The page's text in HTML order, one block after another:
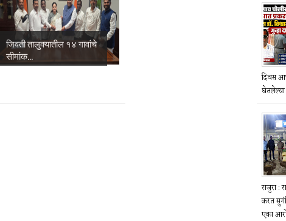
जिवती तालुक्यातील १४ गावांचे
सीमांक...
दिवस
घेतलेल्या
राजुरा :
करत
एका